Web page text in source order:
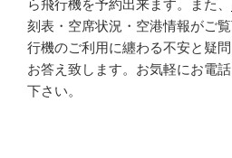
ら飛行機を予約出来ます。また、
刻表・空席状況・空港情報がご
行機のご利用に纏わる不安と疑
お答え致します。お気軽にお電
下さい。